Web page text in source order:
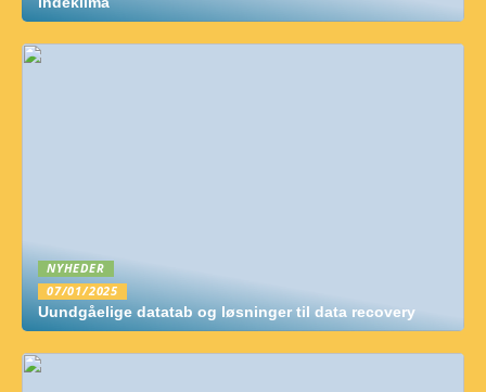
NYHEDER
07/01/2025
Uundgåelige datatab og løsninger til data recovery